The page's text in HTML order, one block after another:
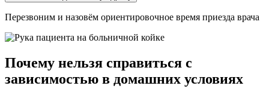
Перезвоним и назовём ориентировочное время приезда врача
Почему нельзя справиться с
зависимостью в домашних условиях